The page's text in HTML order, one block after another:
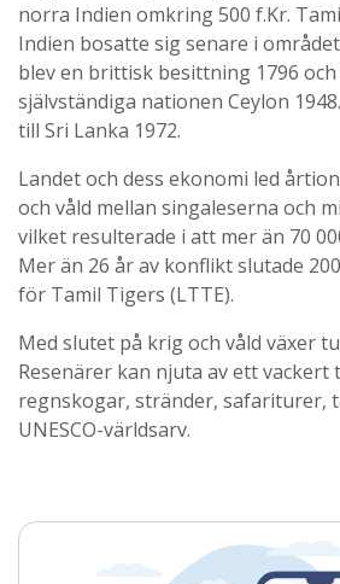
norra Indien omkring 500 f.Kr.
Indien bosatte sig senare i
blev en brittisk besittning 1796 och
självständiga nationen Ceylon
till Sri Lanka 1972.
Landet och dess ekonomi led
och våld mellan singaleserna och
vilket resulterade i att mer än 70
Mer än 26 år av konflikt slutade
för Tamil Tigers (LTTE).
Med slutet på krig och våld växer
Resenärer kan njuta av ett vackert
regnskogar, stränder, safariturer,
UNESCO-världsarv.